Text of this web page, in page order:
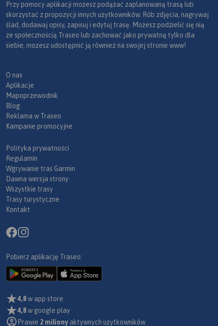
Przy pomocy aplikacji możesz podążać zaplanowaną trasą lub
skorzystać z propozycji innych użytkowników. Rób zdjęcia, nagrywaj
ślad, dodawaj opisy, zapisuj i edytuj trasę. Możesz podzielić się nią
ze społecznością Traseo lub zachować jako prywatną tylko dla
siebie, możesz udostępnić ją również na swojej stronie www!
O nas
Aplikacje
Mapoprzewodnik
Blog
Reklama w Traseo
Kampanie promocyjne
Polityka prywatności
Regulamin
Wgrywanie tras Garmin
Dawna wersja strony
Wszystkie trasy
Trasy turystyczne
Kontakt
Pobierz aplikację Traseo:
4,8w app store
4,8w google play
Prawie 2 miliony aktywnych użytkowników